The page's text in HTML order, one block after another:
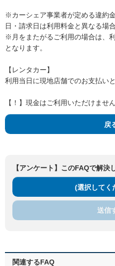
※カーシェア事業者が定める違約
日・請求日は利用料金と異なる場
※月をまたがるご利用の場合は、
となります。
【レンタカー】
利用当日に現地店舗でのお支払いと
【！】現金はご利用いただけません
戻
【アンケート】このFAQで解決
(選択してく
送信
関連するFAQ